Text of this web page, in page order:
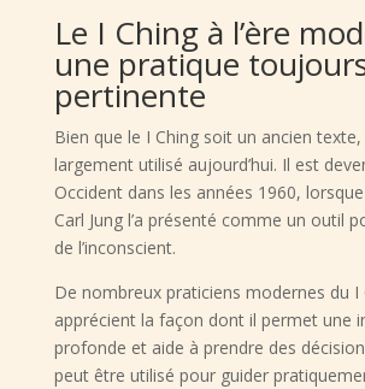
Le I Ching à l’ère
une pratique
pertinente
Bien que le I Ching soit un ancien
largement utilisé aujourd’hui. Il est
Occident dans les années 1960,
Carl Jung l’a présenté comme un outil
de l’inconscient.
De nombreux praticiens modernes du I
apprécient la façon dont il permet une
profonde et aide à prendre des
peut être utilisé pour guider